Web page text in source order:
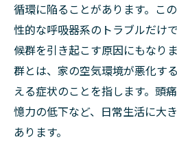
循環に陥ることがあります。こ
性的な呼吸器系のトラブルだけ
候群を引き起こす原因にもなり
群とは、家の空気環境が悪化す
える症状のことを指します。頭
憶力の低下など、日常生活に大
あります。